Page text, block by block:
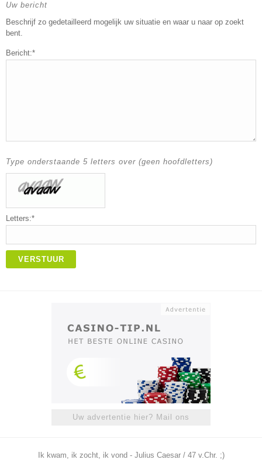
Uw bericht
Beschrijf zo gedetailleerd mogelijk uw situatie en waar u naar op zoekt
bent.
Bericht:*
Type onderstaande 5 letters over (geen hoofdletters)
Letters:*
VERSTUUR
Uw advertentie hier? Mail ons
Ik kwam, ik zocht, ik vond - Julius Caesar / 47 v.Chr. ;)